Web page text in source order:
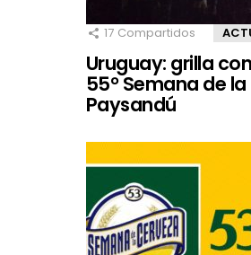
17 Compartidos
Uruguay: grilla
55° Semana de
Paysandú